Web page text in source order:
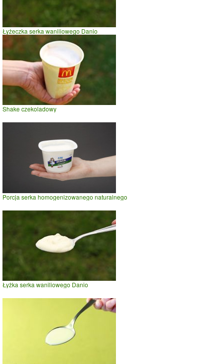
Łyżeczka serka waniliowego Danio
Shake czekoladowy
Porcja serka homogenizowanego naturalnego
Łyżka serka waniliowego Danio